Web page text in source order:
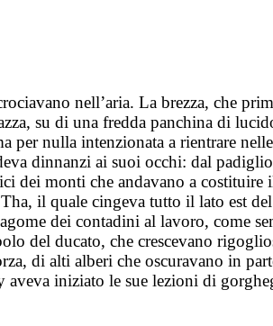
nell’aria. La brezza, che
su di una fredda panchina di
nulla intenzionata a rientrare
dinnanzi ai suoi occhi: dal
monti che andavano a costituire
il quale cingeva tutto il lato est
dei contadini al lavoro, come
del ducato, che crescevano
di alti alberi che oscuravano in
iniziato le sue lezioni di